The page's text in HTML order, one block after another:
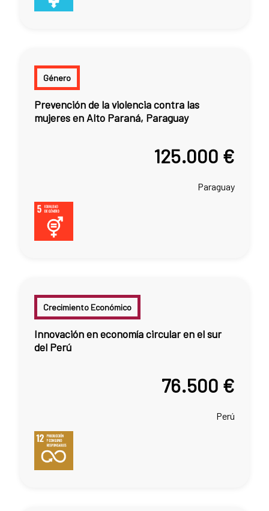
Género
Prevención de la violencia contra las
mujeres en Alto Paraná, Paraguay
125.000 €
Paraguay
Crecimiento Económico
Innovación en economía circular en el sur
del Perú
76.500 €
Perú